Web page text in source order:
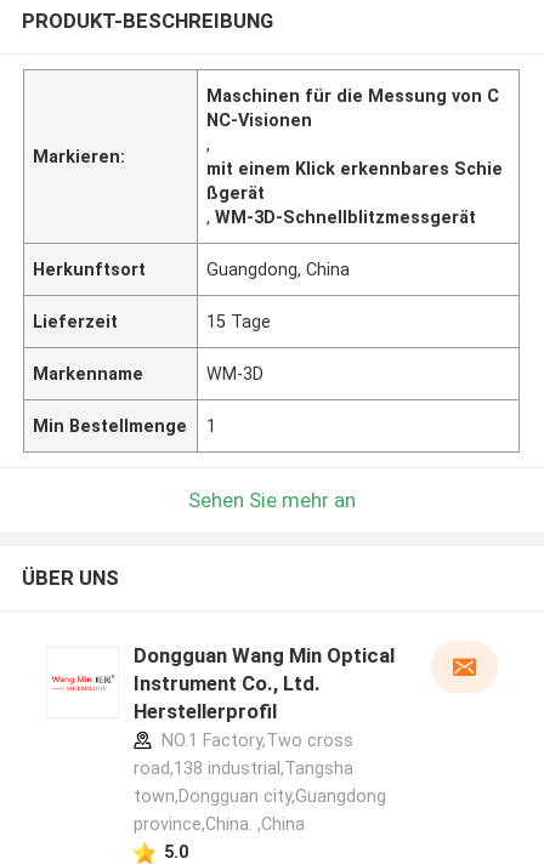
PRODUKT-BESCHREIBUNG
Markieren:
Maschinen für die Messung von C
NC-Visionen
,
mit einem Klick erkennbares Schie
ßgerät
,WM-3D-Schnellblitzmessgerät
Herkunftsort Guangdong, China
Lieferzeit 15 Tage
Markenname WM-3D
Min Bestellmenge 1
Sehen Sie mehr an
ÜBER UNS
Dongguan Wang Min Optical
Instrument Co., Ltd.
Herstellerprofil
NO.1 Factory,Two cross
road,138 industrial,Tangsha
town,Dongguan city,Guangdong
province,China. ,China
5.0